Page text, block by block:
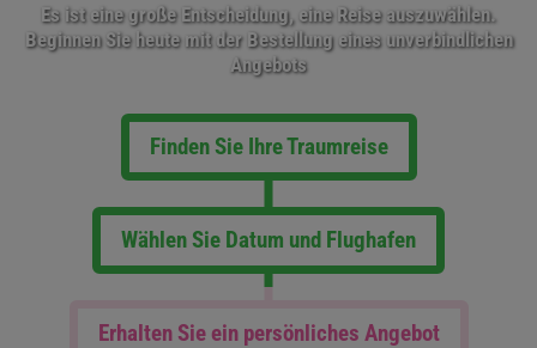
Es ist eine große Entscheidung, eine Reise auszuwählen.
Beginnen Sie heute mit der Bestellung eines unverbindlichen
Angebots
Finden Sie Ihre Traumreise
Wählen Sie Datum und Flughafen
Erhalten Sie ein persönliches Angebot